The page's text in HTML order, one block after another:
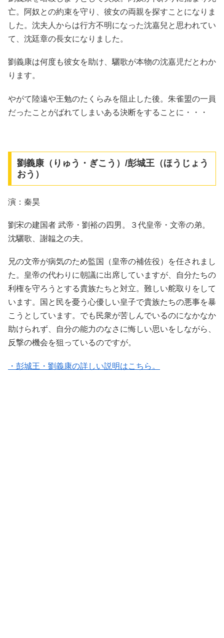
亡。阿奴との約束を守り、彼女の両親を探すことになりま
した。沈夫人からは行方不明になった沈嘉兒と思われてい
て、沈廷章の長女になりました。
劉義康は何度も彼女を助け、驪歌が本物の沈嘉児だとわか
ります。
やがて陸遠や王勉のたくらみを阻止した後。朱雀盟の一員
だったことがばれてしまいある決断をすることに・・・
劉義康（りゅう・ぎこう）/彭城王（ほうじょう
おう）
演：秦昊
劉宋の建国者 武帝・劉裕の四男。３代皇帝・文帝の弟。
沈驪歌、謝韞之の夫。
兄の文帝が病気のため監国（皇帝の補佐役）を任されまし
た。皇帝の代わりに朝議に出席していますが、自分たちの
利権を守ろうとする貴族たちと対立。難しい舵取りをして
います。国と民を憂う心優しい皇子で貴族たちの悪事を暴
こうとしています。でも民衆が苦しんでいるのになかなか
助けられず、自分の能力のなさに悔しい思いをしながら、
反撃の機会を狙っているのですが。
・彭城王・劉義康の詳しい説明はこちら。